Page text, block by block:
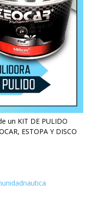
un KIT DE PULIDO
ESTOPA Y DISCO